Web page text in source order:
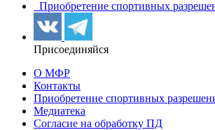
Приобретение спортивных
Присоединяйся
О МФР
Контакты
Приобретение спортивных
Медиатека
Согласие на обработку ПД